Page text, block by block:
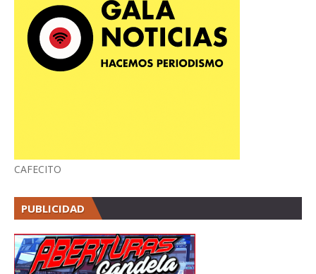
CAFECITO
PUBLICIDAD